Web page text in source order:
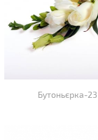
Бутоньєрка-23